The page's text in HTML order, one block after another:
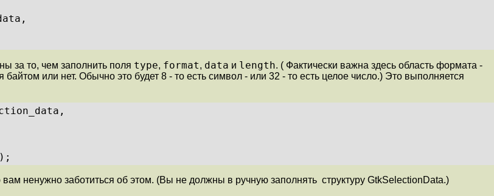
за то, чем заполнить поля type, format, data и length. ( Фактически важна здесь область формата -
или нет. Обычно это будет 8 - то есть символ - или 32 - то есть целое число.) Это выполняется
ненужно заботиться об этом. (Вы не должны в ручную заполнять структуру GtkSelectionData.)